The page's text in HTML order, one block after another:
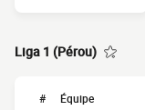
Liga 1 (Pérou)
# Équipe